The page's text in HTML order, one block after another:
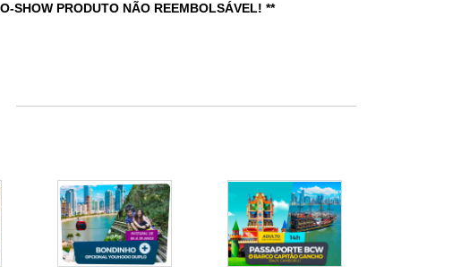
SHOW PRODUTO NÃO REEMBOLSÁVEL! **